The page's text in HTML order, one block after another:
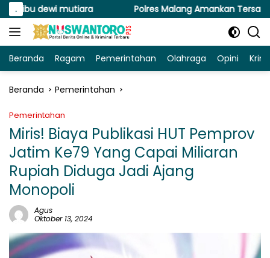
Langsung
ke
konten
.mutiara Polres Malang Amankan Tersangka
Beranda Ragam Pemerintahan Olahraga Opini
Beranda Pemerintahan
Pemerintahan
Miris! Biaya Publikasi HUT Pemprov
Jatim Ke79 Yang Capai Miliaran
Rupiah Diduga Jadi Ajang
Monopoli
Agus
Oktober 13, 2024